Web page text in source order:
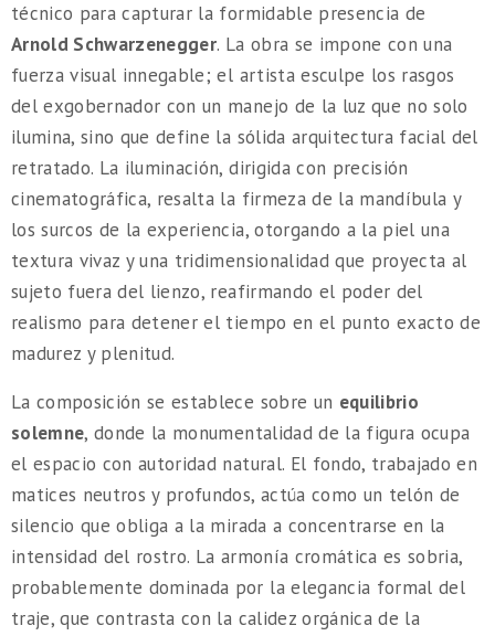
técnico para capturar la formidable presencia de
Arnold Schwarzenegger. La obra se impone con una
fuerza visual innegable; el artista esculpe los rasgos
del exgobernador con un manejo de la luz que no solo
ilumina, sino que define la sólida arquitectura facial del
retratado. La iluminación, dirigida con precisión
cinematográfica, resalta la firmeza de la mandíbula y
los surcos de la experiencia, otorgando a la piel una
textura vivaz y una tridimensionalidad que proyecta al
sujeto fuera del lienzo, reafirmando el poder del
realismo para detener el tiempo en el punto exacto de
madurez y plenitud.
La composición se establece sobre un equilibrio
solemne, donde la monumentalidad de la figura ocupa
el espacio con autoridad natural. El fondo, trabajado en
matices neutros y profundos, actúa como un telón de
silencio que obliga a la mirada a concentrarse en la
intensidad del rostro. La armonía cromática es sobria,
probablemente dominada por la elegancia formal del
traje, que contrasta con la calidez orgánica de la